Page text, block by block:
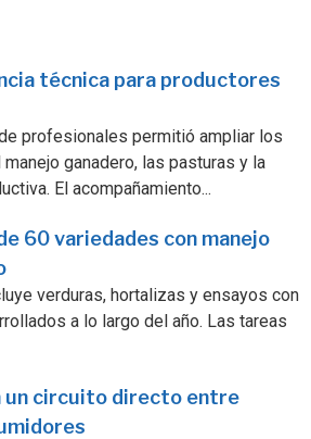
técnica para productores
profesionales permitió ampliar los
ganadero, las pasturas y la
El acompañamiento...
60 variedades con manejo
verduras, hortalizas y ensayos con
a lo largo del año. Las tareas
un circuito directo entre